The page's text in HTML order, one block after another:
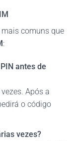
comuns que
:
antes de
Após a
o código
vezes?